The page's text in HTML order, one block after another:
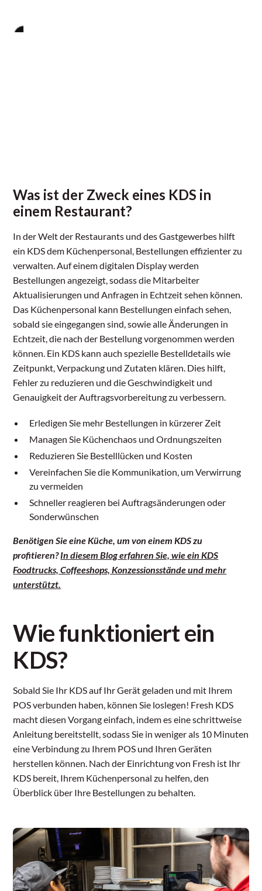
Was ist der Zweck eines KDS in
einem Restaurant?
In der Welt der Restaurants und des Gastgewerbes hilft
ein KDS dem Küchenpersonal, Bestellungen effizienter zu
verwalten. Auf einem digitalen Display werden
Bestellungen angezeigt, sodass die Mitarbeiter
Aktualisierungen und Anfragen in Echtzeit sehen können.
Das Küchenpersonal kann Bestellungen einfach sehen,
sobald sie eingegangen sind, sowie alle Änderungen in
Echtzeit, die nach der Bestellung vorgenommen werden
können. Ein KDS kann auch spezielle Bestelldetails wie
Zeitpunkt, Verpackung und Zutaten klären. Dies hilft,
Fehler zu reduzieren und die Geschwindigkeit und
Genauigkeit der Auftragsvorbereitung zu verbessern.
Erledigen Sie mehr Bestellungen in kürzerer Zeit
Managen Sie Küchenchaos und Ordnungszeiten
Reduzieren Sie Bestelllücken und Kosten
Vereinfachen Sie die Kommunikation, um Verwirrung
zu vermeiden
Schneller reagieren bei Auftragsänderungen oder
Sonderwünschen
Benötigen Sie eine Küche, um von einem KDS zu
profitieren?In diesem Blog erfahren Sie, wie ein KDS
Foodtrucks, Coffeeshops, Konzessionsstände und mehr
unterstützt.
Wie funktioniert ein
KDS?
Sobald Sie Ihr KDS auf Ihr Gerät geladen und mit Ihrem
POS verbunden haben, können Sie loslegen! Fresh KDS
macht diesen Vorgang einfach, indem es eine schrittweise
Anleitung bereitstellt, sodass Sie in weniger als 10 Minuten
eine Verbindung zu Ihrem POS und Ihren Geräten
herstellen können. Nach der Einrichtung von Fresh ist Ihr
KDS bereit, Ihrem Küchenpersonal zu helfen, den
Überblick über Ihre Bestellungen zu behalten.